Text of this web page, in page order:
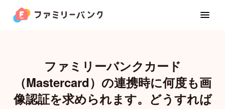
家族カード
ファミリーバンクカード
（Mastercard）の連携時に何度も画
像認証を求められます。どうすれば